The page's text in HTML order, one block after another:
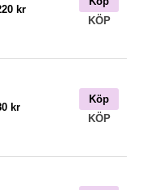
kr
KÖP
kr
Köp
KÖP